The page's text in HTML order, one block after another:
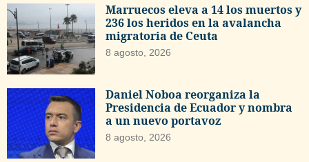
Marruecos eleva a 14 los muertos y
236 los heridos en la avalancha
migratoria de Ceuta
8 agosto, 2026
Daniel Noboa reorganiza la
Presidencia de Ecuador y nombra
a un nuevo portavoz
8 agosto, 2026